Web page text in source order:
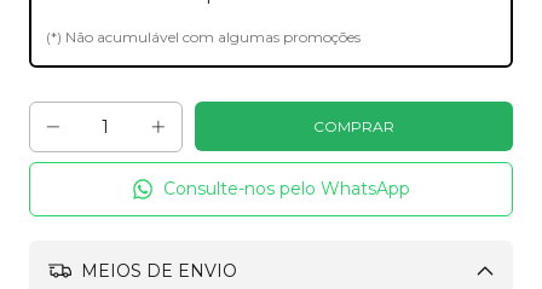
(*) Não acumulável com algumas promoções
Consulte-nos pelo WhatsApp
MEIOS DE ENVIO